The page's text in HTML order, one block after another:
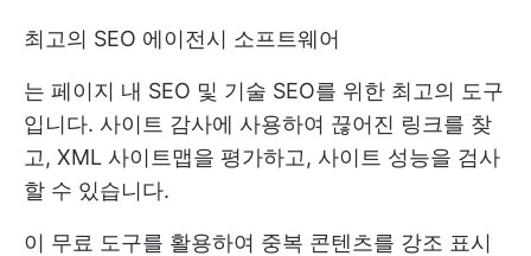
최고의 SEO 에이전시 소프트웨어
는 페이지 내 SEO 및 기술 SEO를 위한 최고의 도구
입니다. 사이트 감사에 사용하여 끊어진 링크를 찾
고, XML 사이트맵을 평가하고, 사이트 성능을 검사
할 수 있습니다.
이 무료 도구를 활용하여 중복 콘텐츠를 강조 표시